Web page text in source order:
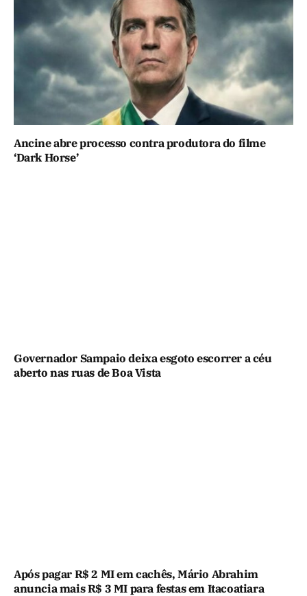
Ancine abre processo contra produtora do filme
‘Dark Horse’
Governador Sampaio deixa esgoto escorrer a céu
aberto nas ruas de Boa Vista
Após pagar R$ 2 MI em cachês, Mário Abrahim
anuncia mais R$ 3 MI para festas em Itacoatiara